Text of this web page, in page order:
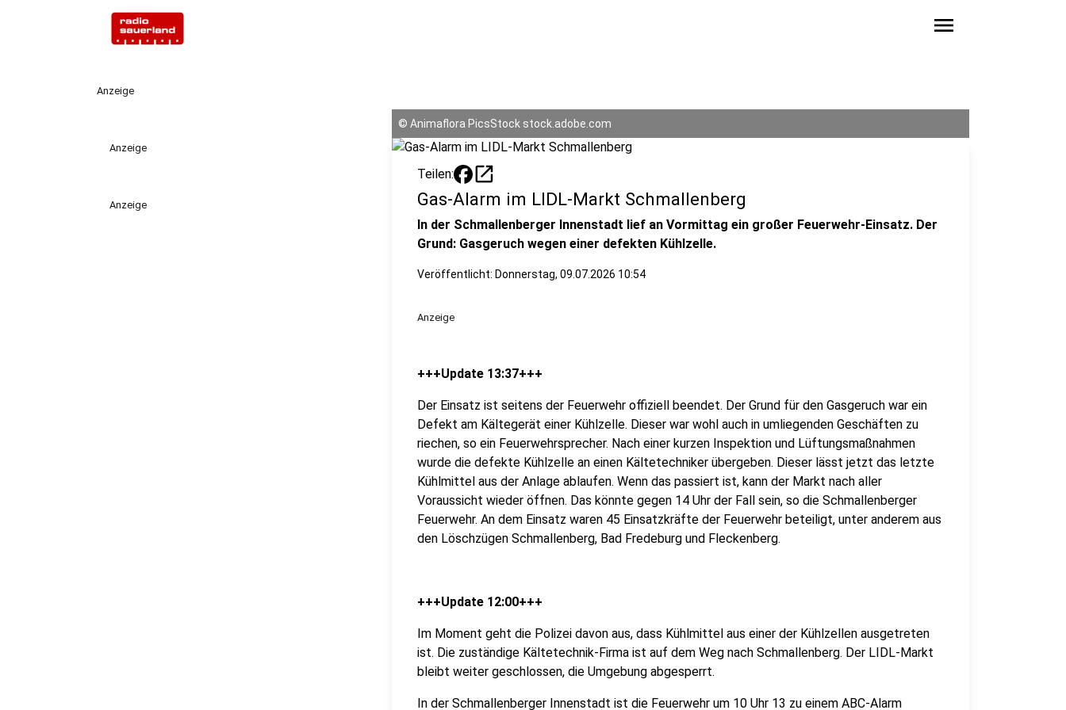
menu
Anzeige
Anzeige
Anzeige
© Animaflora PicsStock stock.adobe.com
Teilen: open_in_new
Gas-Alarm im LIDL-Markt Schmallenberg
In der Schmallenberger Innenstadt lief an Vormittag ein großer Feuerwehr-Einsatz. Der
Grund: Gasgeruch wegen einer defekten Kühlzelle.
Veröffentlicht: Donnerstag, 09.07.2026 10:54
Anzeige
+++Update 13:37+++
Der Einsatz ist seitens der Feuerwehr offiziell beendet. Der Grund für den Gasgeruch war ein
Defekt am Kältegerät einer Kühlzelle. Dieser war wohl auch in umliegenden Geschäften zu
riechen, so ein Feuerwehrsprecher. Nach einer kurzen Inspektion und Lüftungsmaßnahmen
wurde die defekte Kühlzelle an einen Kältetechniker übergeben. Dieser lässt jetzt das letzte
Kühlmittel aus der Anlage ablaufen. Wenn das passiert ist, kann der Markt nach aller
Voraussicht wieder öffnen. Das könnte gegen 14 Uhr der Fall sein, so die Schmallenberger
Feuerwehr. An dem Einsatz waren 45 Einsatzkräfte der Feuerwehr beteiligt, unter anderem aus
den Löschzügen Schmallenberg, Bad Fredeburg und Fleckenberg.
+++Update 12:00+++
Im Moment geht die Polizei davon aus, dass Kühlmittel aus einer der Kühlzellen ausgetreten
ist. Die zuständige Kältetechnik-Firma ist auf dem Weg nach Schmallenberg. Der LIDL-Markt
bleibt weiter geschlossen, die Umgebung abgesperrt.
In der Schmallenberger Innenstadt ist die Feuerwehr um 10 Uhr 13 zu einem ABC-Alarm